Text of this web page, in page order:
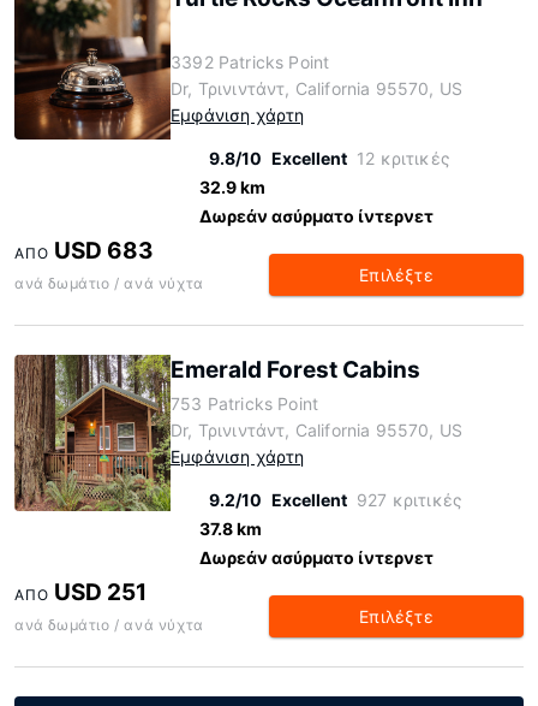
3392 Patricks Point
Dr, Τρινιντάντ, California 95570, US
Εμφάνιση χάρτη
9.8/10 Excellent 12 κριτικές
32.9 km
Δωρεάν ασύρματο ίντερνετ
ΑΠΌ USD 683
ανά δωμάτιο / ανά νύχτα Επιλέξτε
Emerald Forest Cabins
753 Patricks Point
Dr, Τρινιντάντ, California 95570, US
Εμφάνιση χάρτη
9.2/10 Excellent 927 κριτικές
37.8 km
Δωρεάν ασύρματο ίντερνετ
ΑΠΌ USD 251
ανά δωμάτιο / ανά νύχτα Επιλέξτε